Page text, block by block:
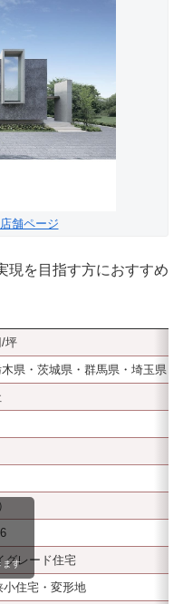
舗ページ
現を目指す方におすすめ
坪
県・茨城県・群馬県・埼玉県
グレード住宅
住宅・変形地
ます